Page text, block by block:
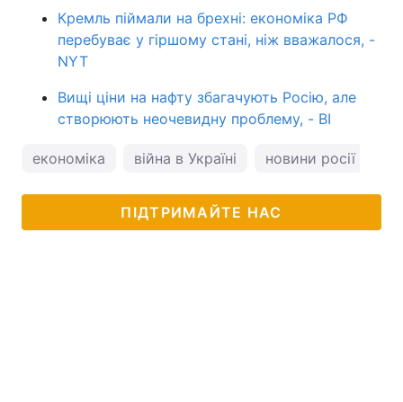
Кремль піймали на брехні: економіка РФ
перебуває у гіршому стані, ніж вважалося, -
NYT
Вищі ціни на нафту збагачують Росію, але
створюють неочевидну проблему, - BI
економіка війна в Україні новини росії
ПІДТРИМАЙТЕ НАС